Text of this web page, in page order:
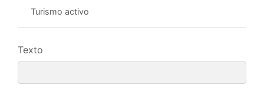
Turismo activo
Texto